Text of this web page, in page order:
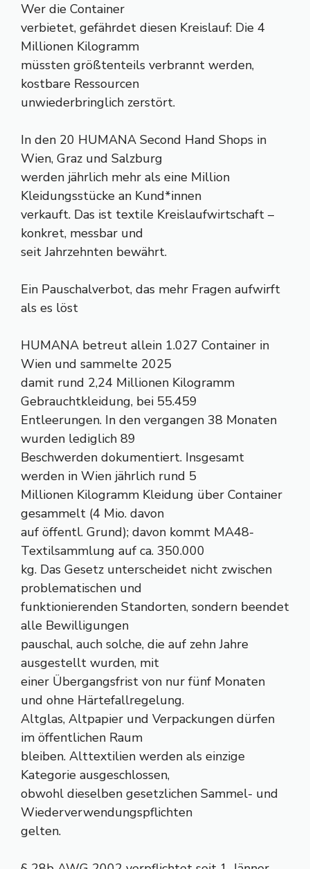
Wer die Container
verbietet, gefährdet diesen Kreislauf: Die 4
Millionen Kilogramm
müssten größtenteils verbrannt werden,
kostbare Ressourcen
unwiederbringlich zerstört.
In den 20 HUMANA Second Hand Shops in
Wien, Graz und Salzburg
werden jährlich mehr als eine Million
Kleidungsstücke an Kund*innen
verkauft. Das ist textile Kreislaufwirtschaft –
konkret, messbar und
seit Jahrzehnten bewährt.
Ein Pauschalverbot, das mehr Fragen aufwirft
als es löst
HUMANA betreut allein 1.027 Container in
Wien und sammelte 2025
damit rund 2,24 Millionen Kilogramm
Gebrauchtkleidung, bei 55.459
Entleerungen. In den vergangen 38 Monaten
wurden lediglich 89
Beschwerden dokumentiert. Insgesamt
werden in Wien jährlich rund 5
Millionen Kilogramm Kleidung über Container
gesammelt (4 Mio. davon
auf öffentl. Grund); davon kommt MA48-
Textilsammlung auf ca. 350.000
kg. Das Gesetz unterscheidet nicht zwischen
problematischen und
funktionierenden Standorten, sondern beendet
alle Bewilligungen
pauschal, auch solche, die auf zehn Jahre
ausgestellt wurden, mit
einer Übergangsfrist von nur fünf Monaten
und ohne Härtefallregelung.
Altglas, Altpapier und Verpackungen dürfen
im öffentlichen Raum
bleiben. Alttextilien werden als einzige
Kategorie ausgeschlossen,
obwohl dieselben gesetzlichen Sammel- und
Wiederverwendungspflichten
gelten.